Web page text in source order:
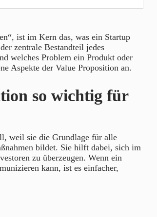
ist im Kern das, was ein Startup
zentrale Bestandteil jedes
welches Problem ein Produkt oder
Aspekte der Value Proposition an.
so wichtig für
weil sie die Grundlage für alle
bildet. Sie hilft dabei, sich im
zu überzeugen. Wenn ein
kann, ist es einfacher,